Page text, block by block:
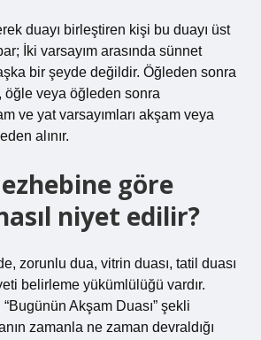
duayı birleştiren kişi bu duayı üst
İki varsayım arasında sünnet
bir şeyde değildir. Öğleden sonra
öğle veya öğleden sonra
ve yat varsayımları akşam veya
alınır.
göre
niyet edilir?
zorunlu dua, vitrin duası, tatil duası
belirleme yükümlülüğü vardır.
Akşam Duası” şekli
zamanla ne zaman devraldığı